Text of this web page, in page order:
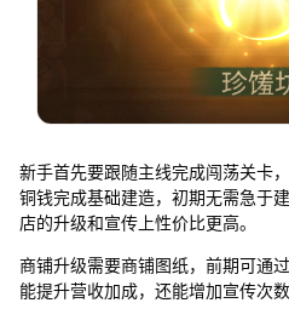
新手首先要跟随主线完成闯荡关卡
铜钱完成基础建造，初期无需急于
店的升级和宣传上性价比更高。
商铺升级需要商铺图纸，前期可通
能提升营收加成，还能增加宣传次